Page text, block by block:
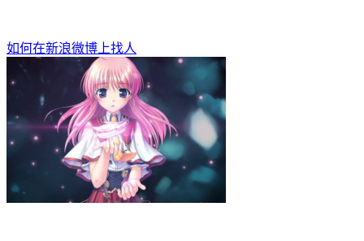
如何在新浪微博上找人